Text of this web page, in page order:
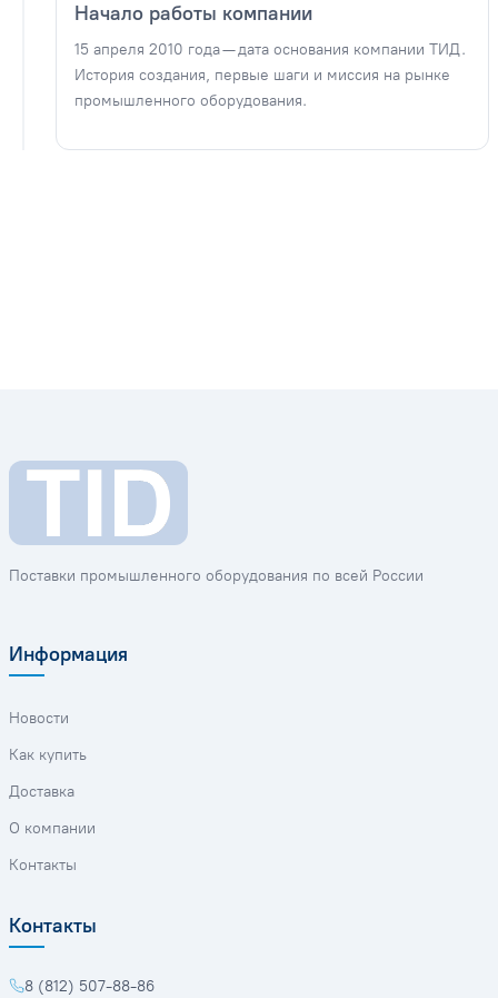
Начало работы компании
15 апреля 2010 года — дата основания компании ТИД.
История создания, первые шаги и миссия на рынке
промышленного оборудования.
Поставки промышленного оборудования по всей России
Информация
Новости
Как купить
Доставка
О компании
Контакты
Контакты
8 (812) 507-88-86